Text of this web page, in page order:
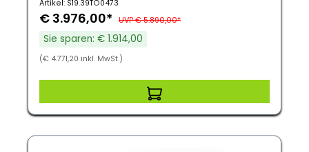
Artikel: S19.39TO0473
€ 3.976,00* UVP € 5.890,00*
Sie sparen: € 1.914,00
(€ 4.771,20 inkl. MwSt.)